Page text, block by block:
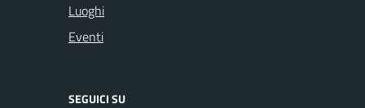
Luoghi
Eventi
SEGUICI SU